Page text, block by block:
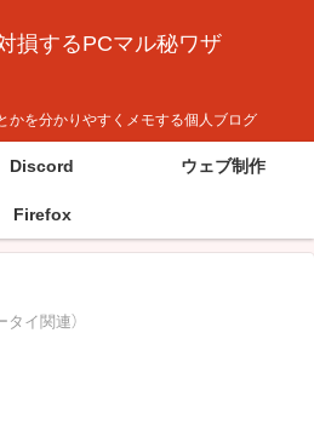
損するPCマル秘ワザ
かを分かりやすくメモする個人ブログ
Discord ウェブ制作
Firefox
タイ関連）